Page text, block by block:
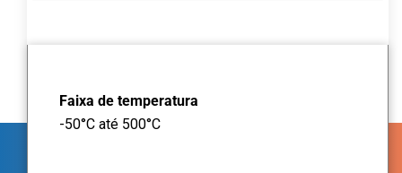
Faixa de temperatura
-50°C até 500°C